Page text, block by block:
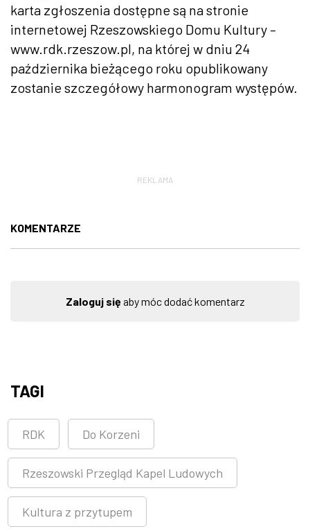
karta zgłoszenia dostępne są na stronie
internetowej Rzeszowskiego Domu Kultury –
www.rdk.rzeszow.pl, na której w dniu 24
października bieżącego roku opublikowany
zostanie szczegółowy harmonogram występów.
REKLAMA
KOMENTARZE
Zaloguj sięaby móc dodać komentarz
TAGI
RDK Do Korzeni
Rzeszowski Przegląd Kapel Ludowych
Kultura z przytupem